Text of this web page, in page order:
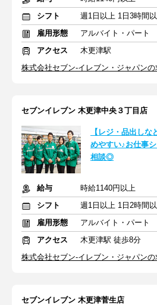
シフト
週1日以上 1日3時間
雇用形態
アルバイト・パート
アクセス
木更津駅
株式会社セブン-イレブン・ジャパン
セブンイレブン 木更津中央３丁目店
【レジ・品出し
めやすい♪お仕事
相談◎
給与
時給1140円以上
シフト
週1日以上 1日2時間
雇用形態
アルバイト・パート
アクセス
木更津駅 徒歩8分
株式会社セブン-イレブン・ジャパン
セブンイレブン 木更津菅生店